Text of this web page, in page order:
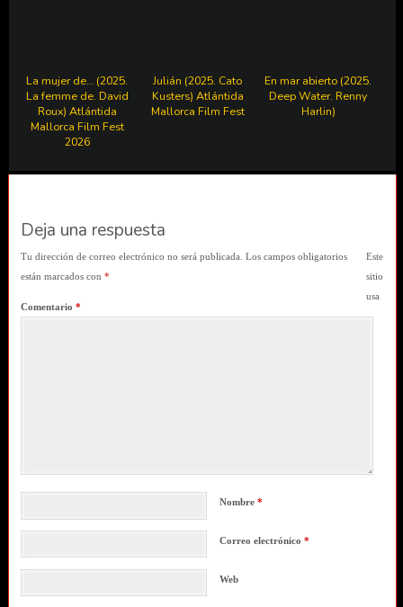
La mujer de… (2025.
La femme de. David
Roux) Atlántida
Mallorca Film Fest
2026
Julián (2025. Cato
Kusters) Atlántida
Mallorca Film Fest
En mar abierto (2025.
Deep Water. Renny
Harlin)
Deja una respuesta
Tu dirección de correo electrónico no será publicada. Los campos obligatorios
están marcados con *
Comentario *
Nombre *
Correo electrónico *
Web
Este
sitio
usa